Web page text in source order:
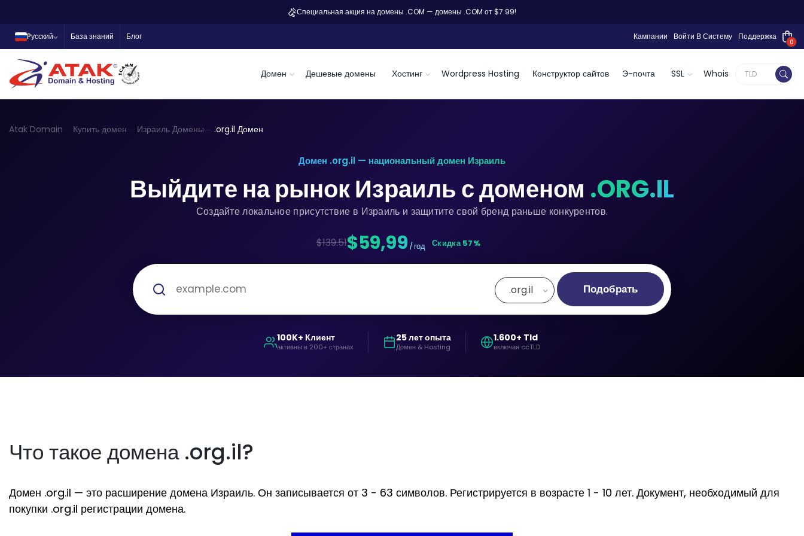
Специальная акция на домены .COM — домены .COM от $7.99!
Pусский База знаний Блог Кампании Войти В Систему Поддержка
0
Домен Дешевые домены Хостинг Wordpress Hosting Конструктор сайтов Э-почта SSL Whois
Atak Domain Купить домен Израиль Домены .org.il Домен
Домен .org.il — национальный домен Израиль
Выйдите на рынок Израиль с доменом .ORG.IL
Создайте локальное присутствие в Израиль и защитите свой бренд раньше конкурентов.
$139.51$59,99 / год Скидка 57%
.org.il Подобрать
100K+ Клиент
активны в 200+ странах
25 лет опыта
Домен & Hosting
1.600+ Tld
включая ccTLD
Что такое домена .org.il?
Домен .org.il — это расширение домена Израиль. Он записывается от 3 - 63 символов. Регистрируется в возрасте 1 - 10 лет. Документ, необходимый для
покупки .org.il регистрации домена.